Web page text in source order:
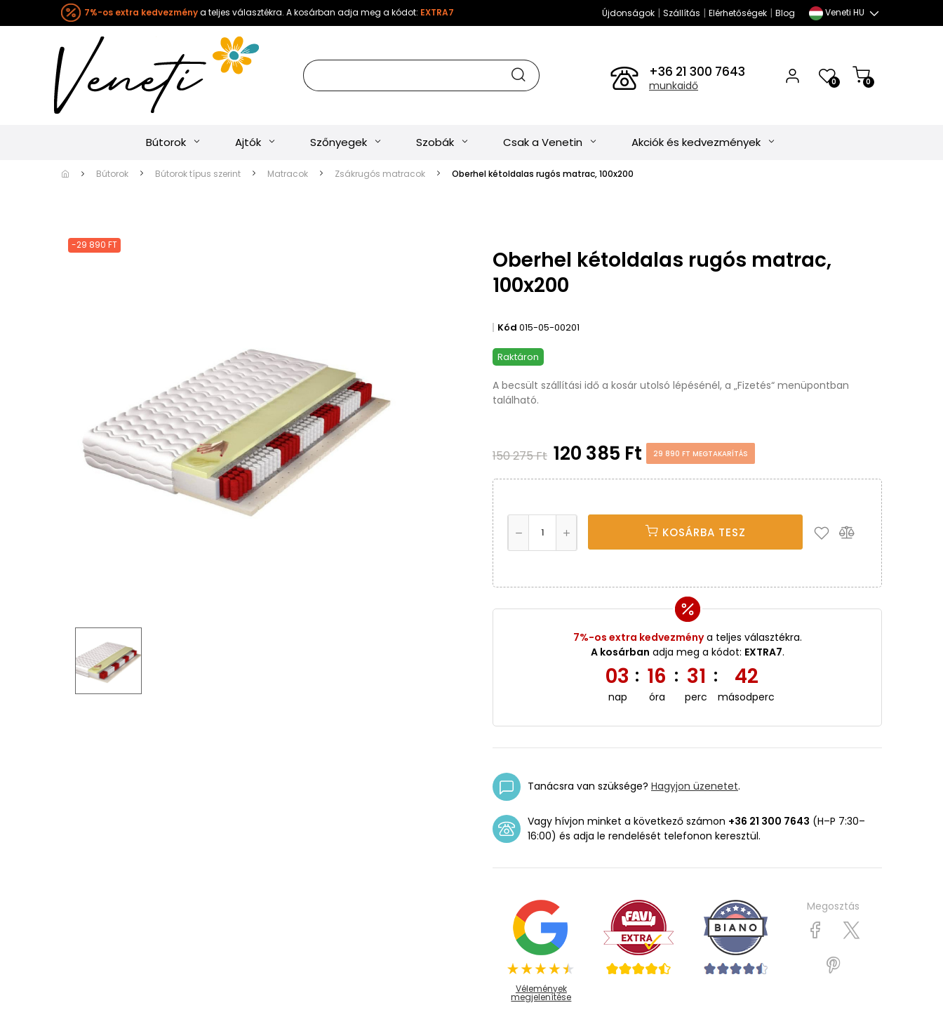
7%-os extra kedvezménya teljes választékra. A kosárban adja meg a kódot: EXTRA7 Újdonságok| Szállítás | Elérhetőségek| Blog Veneti HU
+36 21 300 7643
munkaidő 0 0
Bútorok Ajtók Szőnyegek Szobák Csak a Venetin Akciók és kedvezmények
Bútorok Bútorok típus szerint Matracok Zsákrugós matracok Oberhel kétoldalas rugós matrac, 100x200
-29 890 FT
Oberhel kétoldalas rugós matrac,
100x200
Kód 015-05-00201
Raktáron
A becsült szállítási idő a kosár utolsó lépésénél, a „Fizetés“ menüpontban
található.
150 275 Ft 120 385 Ft 29 890 FT MEGTAKARÍTÁS
KOSÁRBA TESZ
7%-os extra kedvezménya teljes választékra.
A kosárban adja meg a kódot: EXTRA7.
03
nap
: 16
óra
: 31
perc
: 41
másodperc
Tanácsra van szüksége? Hagyjon üzenetet.
Vagy hívjon minket a következő számon +36 21 300 7643 (H–P 7:30–
16:00) és adja le rendelését telefonon keresztül.
Vélemények
megjelenítése
Megosztás